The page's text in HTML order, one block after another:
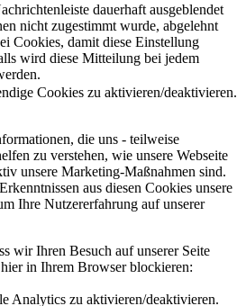
dauerhaft ausgeblendet
nicht zugestimmt wurde, abgelehnt
Cookies, damit diese Einstellung
wird diese Mitteilung bei jedem
Cookies zu aktivieren/deaktivieren.
die uns - teilweise
zu verstehen, wie unsere Webseite
unsere Marketing-Maßnahmen sind.
aus diesen Cookies unsere
Ihre Nutzererfahrung auf unserer
wir Ihren Besuch auf unserer Seite
in Ihrem Browser blockieren:
Analytics zu aktivieren/deaktivieren.